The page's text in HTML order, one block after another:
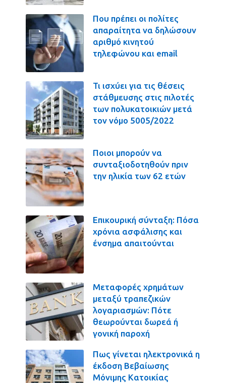
Που πρέπει οι πολίτες
απαραίτητα να δηλώσουν
αριθμό κινητού
τηλεφώνου και email
Τι ισχύει για τις θέσεις
στάθμευσης στις πιλοτές
των πολυκατοικιών μετά
τον νόμο 5005/2022
Ποιοι μπορούν να
συνταξιοδοτηθούν πριν
την ηλικία των 62 ετών
Επικουρική σύνταξη: Πόσα
χρόνια ασφάλισης και
ένσημα απαιτούνται
Μεταφορές χρημάτων
μεταξύ τραπεζικών
λογαριασμών: Πότε
θεωρούνται δωρεά ή
γονική παροχή
Πως γίνεται ηλεκτρονικά η
έκδοση Βεβαίωσης
Μόνιμης Κατοικίας